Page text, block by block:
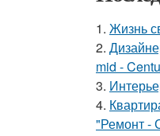
1. Жизнь
2.
mid -
3.
4.
"Ремонт -